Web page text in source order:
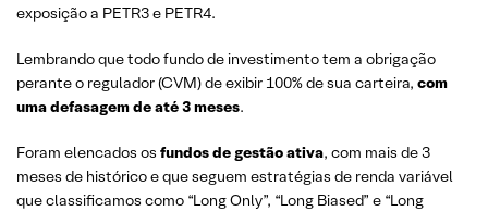
exposição a PETR3 e PETR4.
Lembrando que todo fundo de investimento tem a obrigação
perante o regulador (CVM) de exibir 100% de sua carteira, com
uma defasagem de até 3 meses.
Foram elencados os fundos de gestão ativa, com mais de 3
meses de histórico e que seguem estratégias de renda variável
que classificamos como “Long Only”, “Long Biased” e “Long